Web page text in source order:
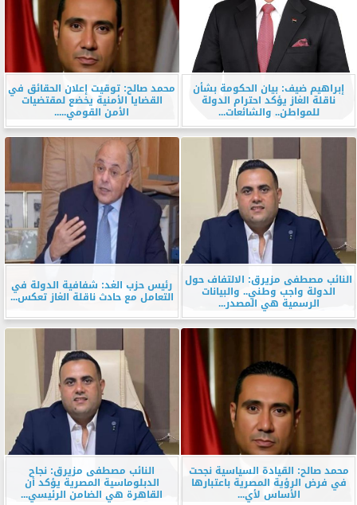
إبراهيم ضيف: بيان الحكومة بشأن
ناقلة الغاز يؤكد احترام الدولة
للمواطن.. والشائعات...
محمد صالح: توقيت إعلان الحقائق في
القضايا الأمنية يخضع لمقتضيات
الأمن القومي.....
النائب مصطفى مزيرق: الالتفاف حول
الدولة واجب وطني.. والبيانات
الرسمية هي المصدر...
رئيس حزب الغد: شفافية الدولة في
التعامل مع حادث ناقلة الغاز تعكس...
محمد صالح: القيادة السياسية نجحت
في فرض الرؤية المصرية باعتبارها
الأساس لأي...
النائب مصطفى مزيرق: نجاح
الدبلوماسية المصرية يؤكد أن
القاهرة هي الضامن الرئيسي...